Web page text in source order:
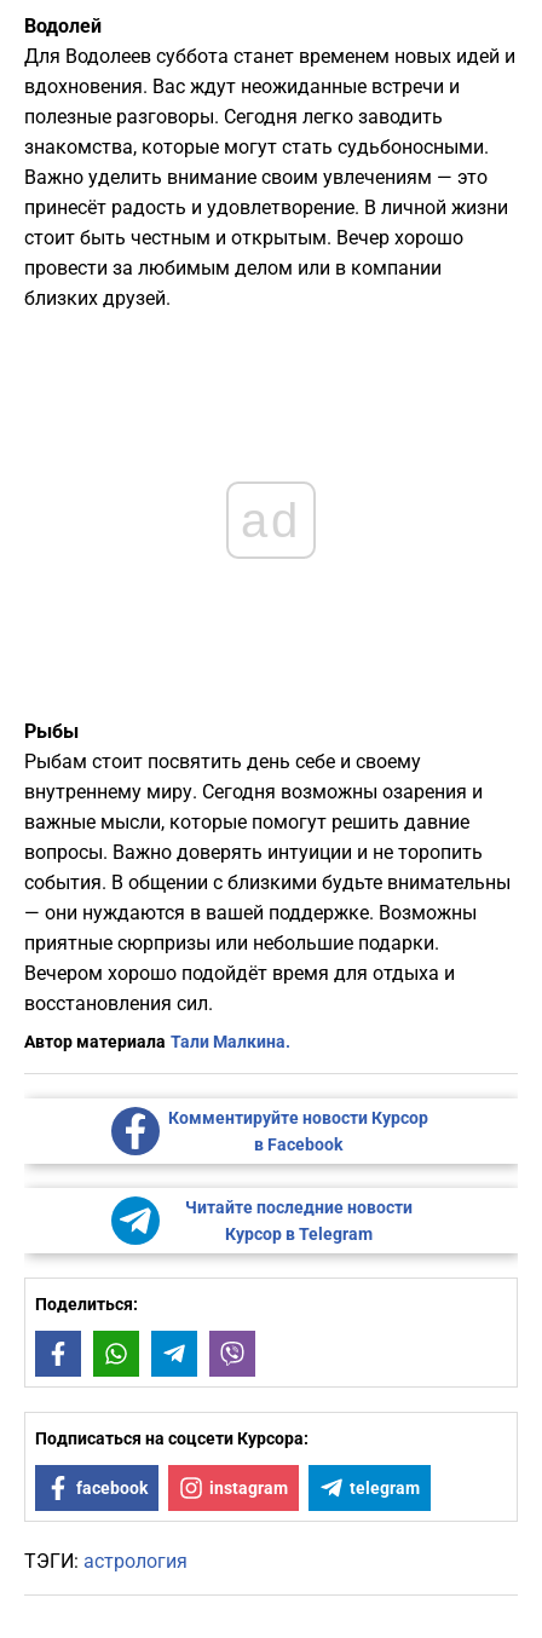
Водолей
Для Водолеев суббота станет временем новых идей и
вдохновения. Вас ждут неожиданные встречи и
полезные разговоры. Сегодня легко заводить
знакомства, которые могут стать судьбоносными.
Важно уделить внимание своим увлечениям — это
принесёт радость и удовлетворение. В личной жизни
стоит быть честным и открытым. Вечер хорошо
провести за любимым делом или в компании
близких друзей.
ad
Рыбы
Рыбам стоит посвятить день себе и своему
внутреннему миру. Сегодня возможны озарения и
важные мысли, которые помогут решить давние
вопросы. Важно доверять интуиции и не торопить
события. В общении с близкими будьте внимательны
— они нуждаются в вашей поддержке. Возможны
приятные сюрпризы или небольшие подарки.
Вечером хорошо подойдёт время для отдыха и
восстановления сил.
Автор материала Тали Малкина.
Комментируйте новости Курсор
в Facebook
Читайте последние новости
Курсор в Telegram
Поделиться:
FacebookWhatsAppTelegram
Подписаться на соцсети Курсора:
facebook instagram telegram
ТЭГИ: астрология